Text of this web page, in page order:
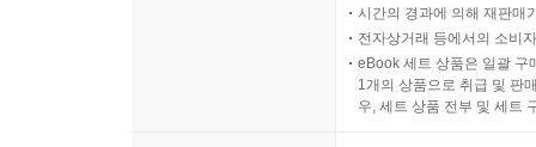
시간의 경과에 의해 재판매
전자상거래 등에서의 소비
eBook 세트 상품은 일괄 구
1개의 상품으로 취급 및 판
우, 세트 상품 전부 및 세트